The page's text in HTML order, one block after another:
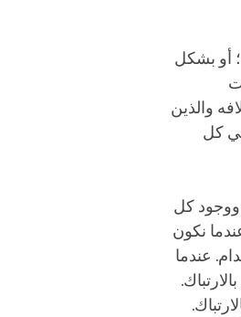
أو بشكل
والذين
كل
ووجود كل
نكون
عندما